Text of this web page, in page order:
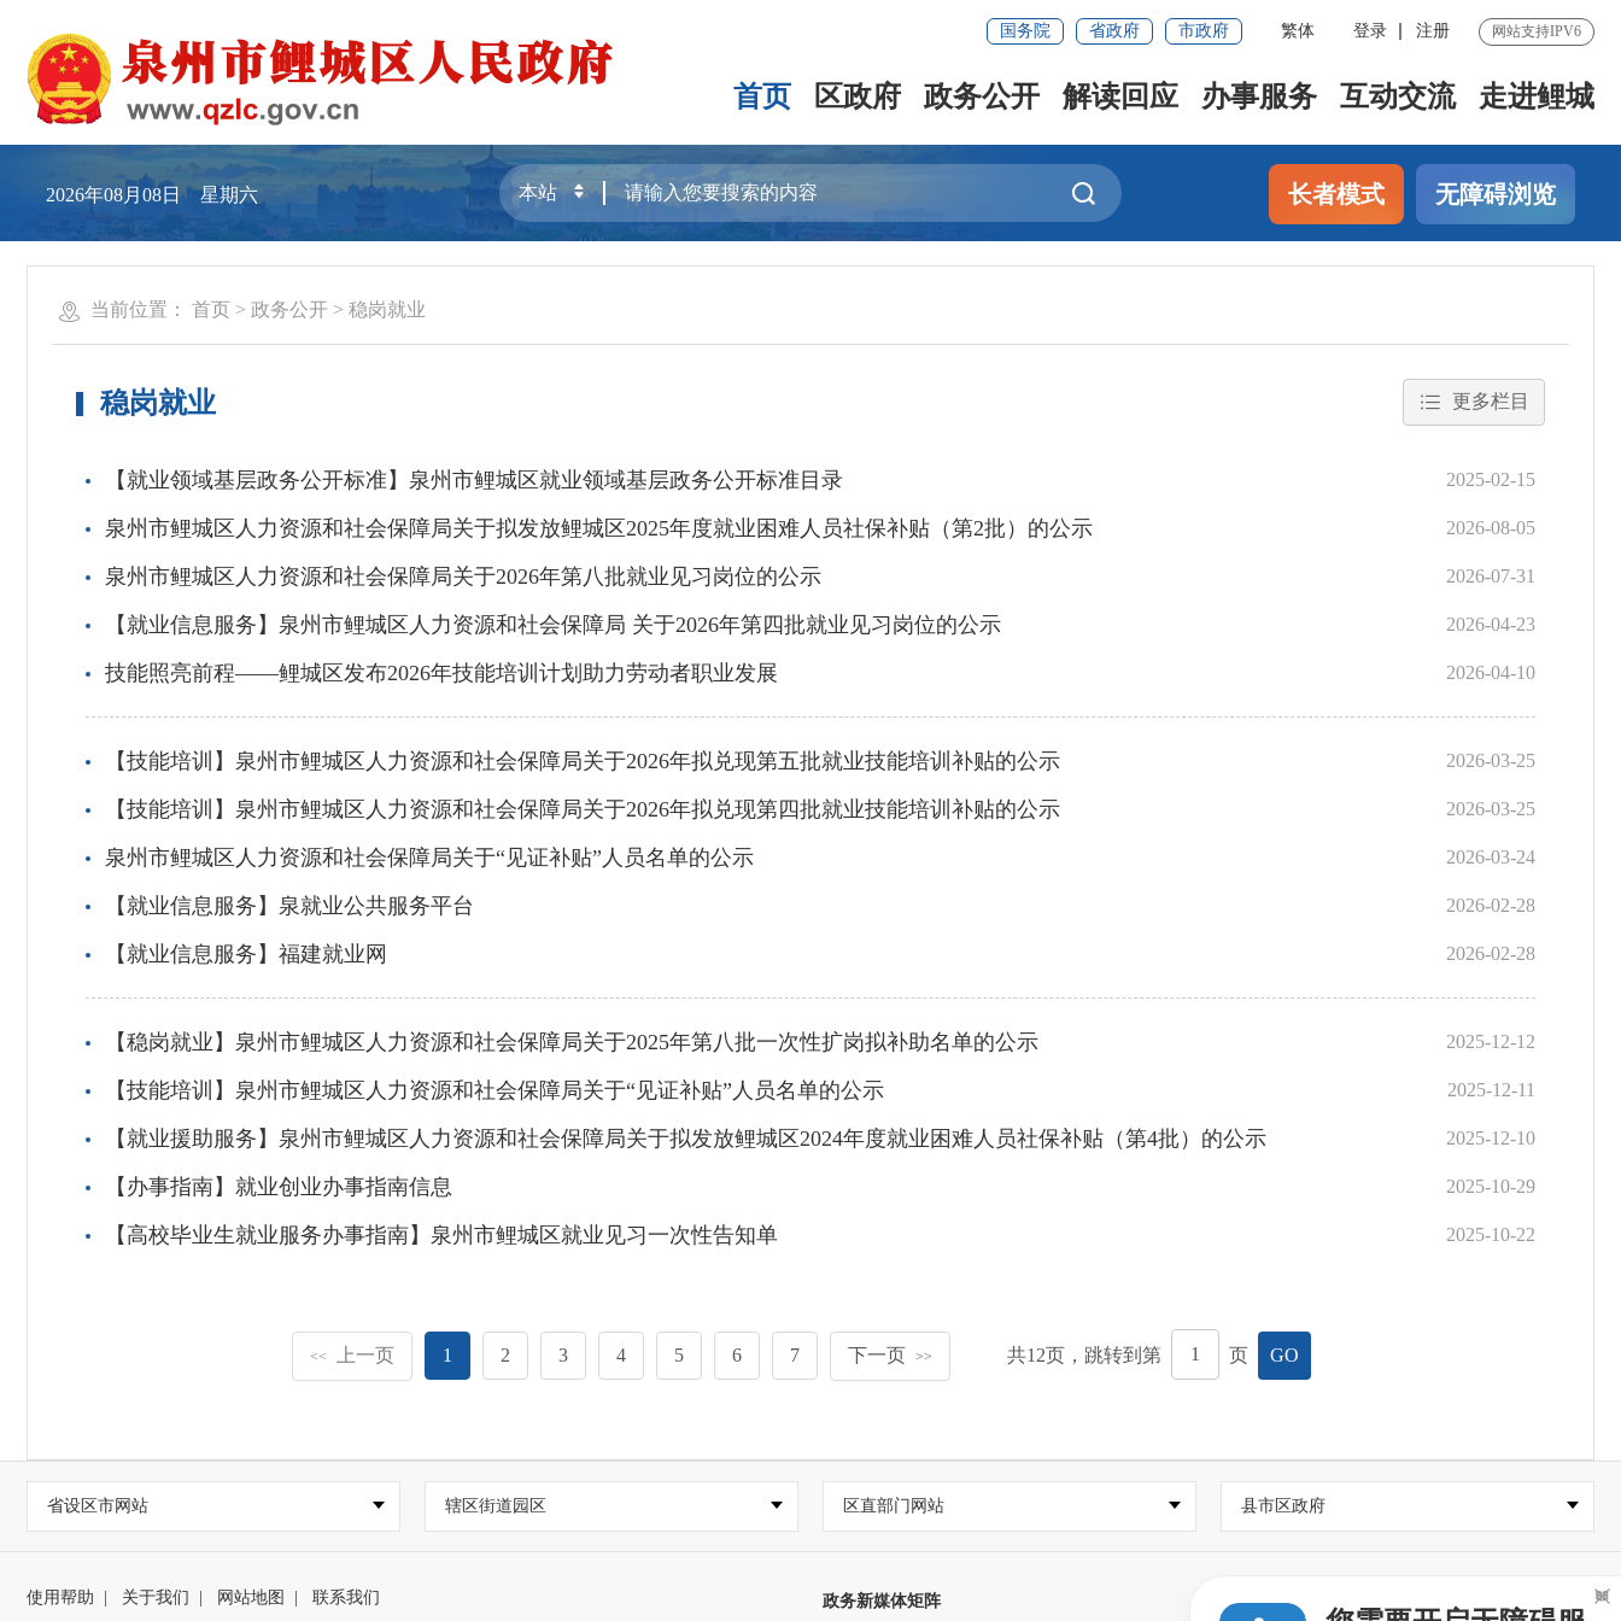
国务院 省政府 市政府 繁体 登录 注册 网站支持IPV6
首页 区政府 政务公开 解读回应 办事服务 互动交流 走进鲤城
2026年08月08日 星期六 长者模式 无障碍浏览
当前位置： 首页 > 政务公开 > 稳岗就业
稳岗就业 更多栏目
【就业领域基层政务公开标准】泉州市鲤城区就业领域基层政务公开标准目录 2025-02-15
泉州市鲤城区人力资源和社会保障局关于拟发放鲤城区2025年度就业困难人员社保补贴（第2批）的公示 2026-08-05
泉州市鲤城区人力资源和社会保障局关于2026年第八批就业见习岗位的公示 2026-07-31
【就业信息服务】泉州市鲤城区人力资源和社会保障局 关于2026年第四批就业见习岗位的公示 2026-04-23
技能照亮前程——鲤城区发布2026年技能培训计划助力劳动者职业发展 2026-04-10
【技能培训】泉州市鲤城区人力资源和社会保障局关于2026年拟兑现第五批就业技能培训补贴的公示 2026-03-25
【技能培训】泉州市鲤城区人力资源和社会保障局关于2026年拟兑现第四批就业技能培训补贴的公示 2026-03-25
泉州市鲤城区人力资源和社会保障局关于“见证补贴”人员名单的公示 2026-03-24
【就业信息服务】泉就业公共服务平台 2026-02-28
【就业信息服务】福建就业网 2026-02-28
【稳岗就业】泉州市鲤城区人力资源和社会保障局关于2025年第八批一次性扩岗拟补助名单的公示 2025-12-12
【技能培训】泉州市鲤城区人力资源和社会保障局关于“见证补贴”人员名单的公示 2025-12-11
【就业援助服务】泉州市鲤城区人力资源和社会保障局关于拟发放鲤城区2024年度就业困难人员社保补贴（第4批）的公示 2025-12-10
【办事指南】就业创业办事指南信息 2025-10-29
【高校毕业生就业服务办事指南】泉州市鲤城区就业见习一次性告知单 2025-10-22
<< 上一页 1 2 3 4 5 6 7 下一页 >> 共12页，跳转到第 页 GO
省设区市网站 辖区街道园区 区直部门网站 县市区政府
使用帮助 关于我们 网站地图 联系我们 政务新媒体矩阵 